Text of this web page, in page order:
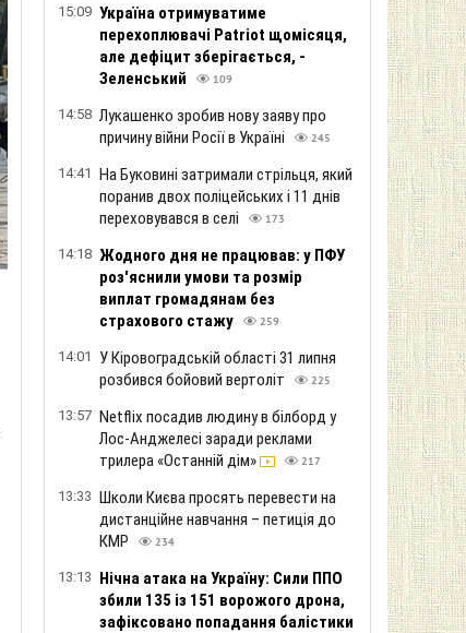
15:09 Україна отримуватиме
перехоплювачі Patriot щомісяця,
але дефіцит зберігається, -
Зеленський
109
14:58 Лукашенко зробив нову заяву про
причину війни Росії в Україні
245
14:41 На Буковині затримали стрільця, який
поранив двох поліцейських і 11 днів
переховувався в селі
173
14:18 Жодного дня не працював: у ПФУ
роз'яснили умови та розмір
виплат громадянам без
страхового стажу
259
14:01
У Кіровоградській області 31 липня
розбився бойовий вертоліт
225
13:57 Netflix посадив людину в білборд у
Лос-Анджелесі заради реклами
трилера «Останній дім»
217
13:33 Школи Києва просять перевести на
дистанційне навчання – петиція до
КМР
234
13:13 Нічна атака на Україну: Сили ППО
збили 135 із 151 ворожого дрона,
зафіксовано попадання балістики